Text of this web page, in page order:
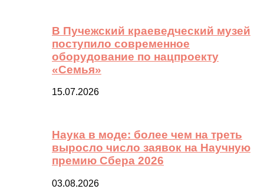
В Пучежский краеведческий музей
поступило современное
оборудование по нацпроекту
«Семья»
15.07.2026
Наука в моде: более чем на треть
выросло число заявок на Научную
премию Сбера 2026
03.08.2026